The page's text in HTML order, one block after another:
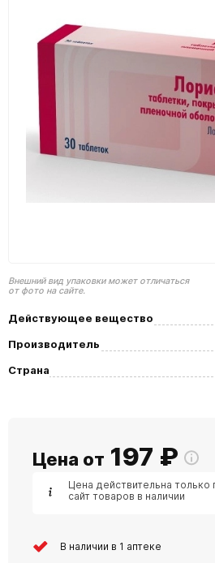
Внешний вид упаковки может отличаться
от фото на сайте.
Действующее вещество
Производитель
Страна
Цена от 197 ₽
Цена действительна только
сайт товаров в наличии
В наличии в 1 аптеке